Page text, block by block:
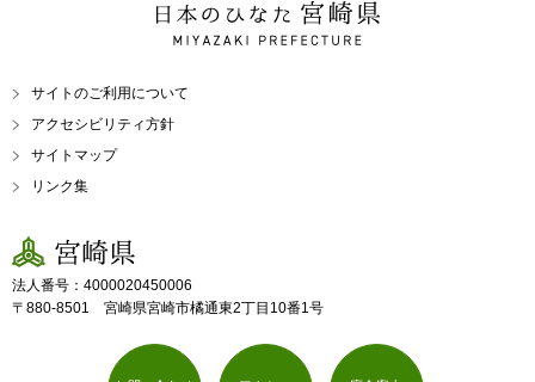
日本のひなた 宮崎県
MIYAZAKI PREFECTURE
サイトのご利用について
アクセシビリティ方針
サイトマップ
リンク集
宮崎県
法人番号：4000020450006
〒880-8501 宮崎県宮崎市橘通東2丁目10番1号